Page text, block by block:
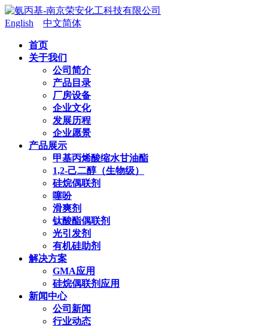
English 中文简体
首页
关于我们
公司简介
产品目录
厂房设备
企业文化
发展历程
企业愿景
产品展示
甲基丙烯酸缩水甘油酯
1,2-己二醇（生物级）
硅烷偶联剂
噻吩
滑爽剂
钛酸酯偶联剂
光引发剂
有机硅助剂
解决方案
GMA应用
硅烷偶联剂应用
新闻中心
公司新闻
行业动态